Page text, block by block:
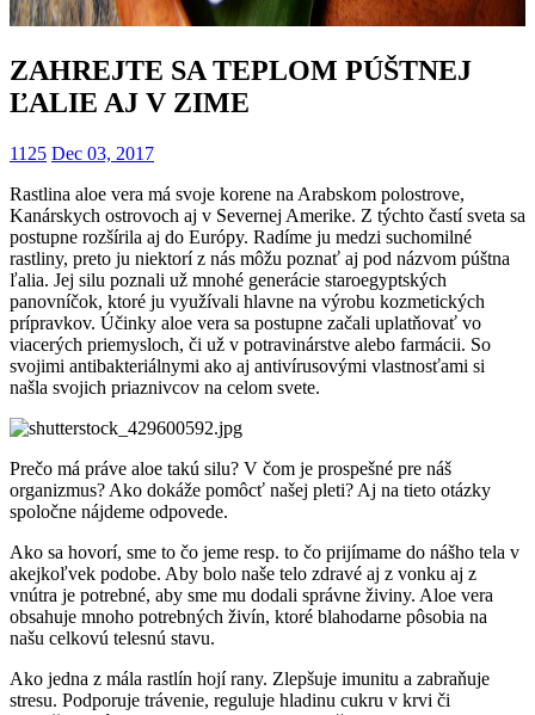
ZAHREJTE SA TEPLOM PÚŠTNEJ
ĽALIE AJ V ZIME
1125 Dec 03, 2017
Rastlina aloe vera má svoje korene na Arabskom polostrove,
Kanárskych ostrovoch aj v Severnej Amerike. Z týchto častí sveta sa
postupne rozšírila aj do Európy. Radíme ju medzi suchomilné
rastliny, preto ju niektorí z nás môžu poznať aj pod názvom púštna
ľalia. Jej silu poznali už mnohé generácie staroegyptských
panovníčok, ktoré ju využívali hlavne na výrobu kozmetických
prípravkov. Účinky aloe vera sa postupne začali uplatňovať vo
viacerých priemysloch, či už v potravinárstve alebo farmácii. So
svojimi antibakteriálnymi ako aj antivírusovými vlastnosťami si
našla svojich priaznivcov na celom svete.
Prečo má práve aloe takú silu? V čom je prospešné pre náš
organizmus? Ako dokáže pomôcť našej pleti? Aj na tieto otázky
spoločne nájdeme odpovede.
Ako sa hovorí, sme to čo jeme resp. to čo prijímame do nášho tela v
akejkoľvek podobe. Aby bolo naše telo zdravé aj z vonku aj z
vnútra je potrebné, aby sme mu dodali správne živiny. Aloe vera
obsahuje mnoho potrebných živín, ktoré blahodarne pôsobia na
našu celkovú telesnú stavu.
Ako jedna z mála rastlín hojí rany. Zlepšuje imunitu a zabraňuje
stresu. Podporuje trávenie, reguluje hladinu cukru v krvi či